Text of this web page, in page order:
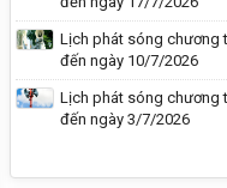
Lịch phát sóng chương
đến ngày 10/7/2026
Lịch phát sóng chương
đến ngày 3/7/2026
Đại hội đảng bộ UBND